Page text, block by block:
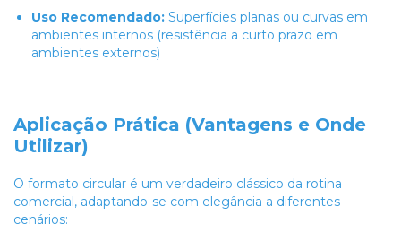
Uso Recomendado: Superfícies planas ou curvas em
ambientes internos (resistência a curto prazo em
ambientes externos)
Aplicação Prática (Vantagens e Onde
Utilizar)
O formato circular é um verdadeiro clássico da rotina
comercial, adaptando-se com elegância a diferentes
cenários: